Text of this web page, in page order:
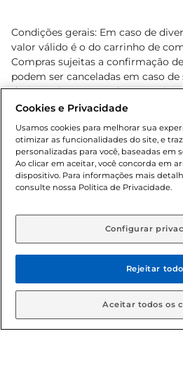
Condições gerais: Em caso de
valor válido é o do carrinho de
Compras sujeitas a confirmação
podem ser canceladas em caso
de garantir o acesso de um maior
nossas promoções, a compra de
cliente. Os preços, ofertas e
o e-commerce e válidos durante
sofrer alterações sem prévia
de bebidas alcoólicas para
Lei n.º 8069/90, art. 81, inciso II
www.gbarbosa.com.br , podendo
R$ 80,00.
© 2026 Copyright.
reservados
Cookies e Privacidade
Usamos cookies para melhorar sua
otimizar as funcionalidades do site, e
personalizadas para você, baseadas em
Ao clicar em aceitar, você concorda em
dispositivo. Para informações mais
consulte nossa Política de Privacidade.
Configurar
Rejeitar
Aceitar todos os